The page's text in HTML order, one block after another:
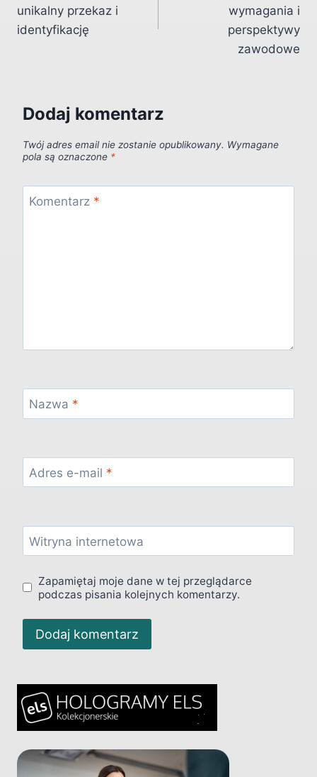
unikalny przekaz i
identyfikację
wymagania i
perspektywy
zawodowe
Dodaj komentarz
Twój adres email nie zostanie opublikowany. Wymagane
pola są oznaczone *
Komentarz *
Nazwa *
Adres e-mail *
Witryna internetowa
Zapamiętaj moje dane w tej przeglądarce
podczas pisania kolejnych komentarzy.